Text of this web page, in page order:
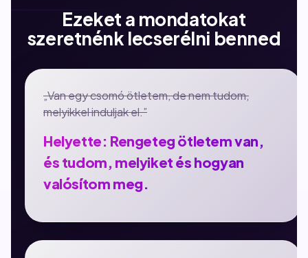
Ezeket a mondatokat
szeretnénk lecserélni benned
„Van egy csomó ötletem, de nem tudom,
melyikkel induljak el.”
Helyette: Rengeteg ötletem van,
és tudom, melyiket és hogyan
valósítom meg.